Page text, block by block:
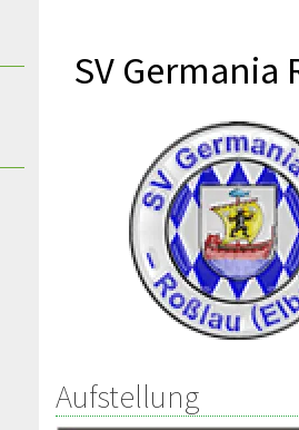
SV Germania
Aufstellung